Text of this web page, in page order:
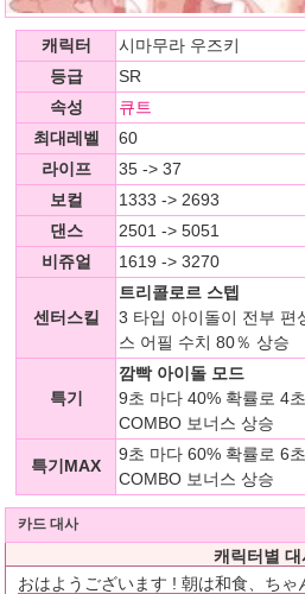
캐릭터
시마무라 우즈키
등급
SR
속성
큐트
최대레벨
60
라이프
35 -> 37
보컬
1333 -> 2693
댄스
2501 -> 5051
비쥬얼
1619 -> 3270
센터스킬
트리콜로르 스텝
3 타입 아이돌이 전부 편
스 어필 수치 80％ 상승
특기
깜빡 아이돌 모드
9초 마다 40% 확률로 4
COMBO 보너스 상승
특기MAX
9초 마다 60% 확률로 6
COMBO 보너스 상승
카드 대사
캐릭터별 대
おはようございます ! 朝は和食、ちゃ